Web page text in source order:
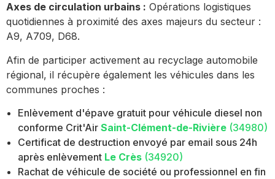
Axes de circulation urbains : Opérations logistiques
quotidiennes à proximité des axes majeurs du secteur :
A9, A709, D68.
Afin de participer activement au recyclage automobile
régional, il récupère également les véhicules dans les
communes proches :
Enlèvement d'épave gratuit pour véhicule diesel non
conforme Crit'Air Saint-Clément-de-Rivière (34980)
Certificat de destruction envoyé par email sous 24h
après enlèvement Le Crès (34920)
Rachat de véhicule de société ou professionnel en fin